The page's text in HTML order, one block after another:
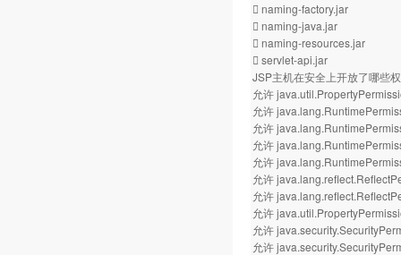
 naming-factory.jar
 naming-java.jar
 naming-resources.jar
 servlet-api.jar
JSP主机在安全上开放了哪些
允许
允许
允许
允许
允许
允许
允许
允许
允许
允许